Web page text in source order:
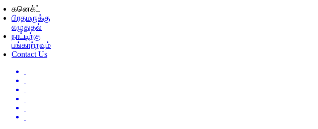
கனெக்ட்
பிரதமருக்கு
எழுதுதல்
நாட்டிற்கு
பங்காற்றவும்
Contact Us